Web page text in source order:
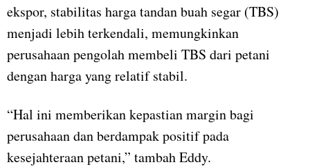
ekspor, stabilitas harga tandan buah segar (TBS)
menjadi lebih terkendali, memungkinkan
perusahaan pengolah membeli TBS dari petani
dengan harga yang relatif stabil.
“Hal ini memberikan kepastian margin bagi
perusahaan dan berdampak positif pada
kesejahteraan petani,” tambah Eddy.